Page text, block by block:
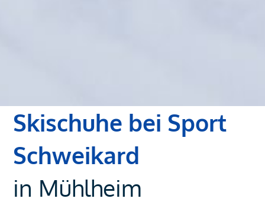
Skischuhe bei Sport
Schweikard
in Mühlheim